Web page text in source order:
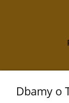
Dbamy o